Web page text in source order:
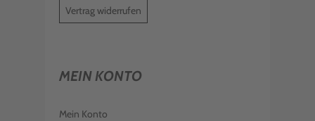
Vertrag widerrufen
MEIN KONTO
Mein Konto